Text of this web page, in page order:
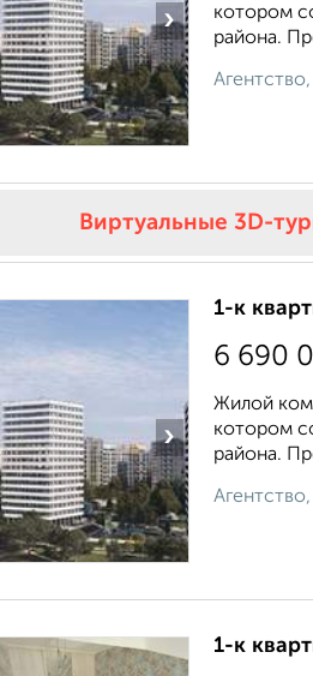
›
котором
района.
Виртуальные 3D-
›
1-к
6 690
Жилой
котором
района.
1-к